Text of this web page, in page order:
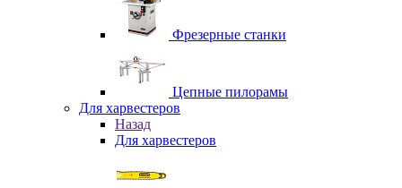
Фрезерные станки
Цепные пилорамы
Для харвестеров
Назад
Для харвестеров